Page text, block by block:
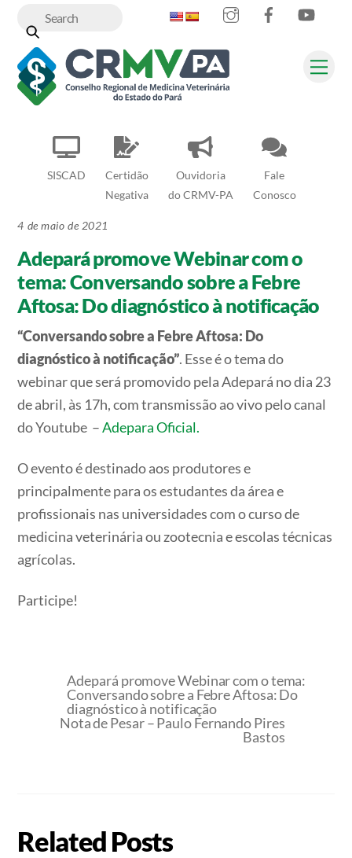
content
SISCAD
Certidão
Negativa
Ouvidoria
do CRMV-PA
Fale
Conosco
InstagramFacebook
4 de maio de 2021
Adepará promove Webinar com o
tema: Conversando sobre a Febre
Aftosa: Do diagnóstico à notificação
“Conversando sobre a Febre Aftosa: Do
diagnóstico à notificação”. Esse é o tema do
webinar que será promovido pela Adepará no dia 23
de abril, às 17h, com transmissão ao vivo pelo canal
do Youtube –Adepara Oficial.
O evento é destinado aos produtores e
principalmente para os estudantes da área e
profissionais nas universidades com o curso de
medicina veterinária ou zootecnia e escolas técnicas
agrícolas.
Participe!
Adepará promove Webinar com o tema:
Conversando sobre a Febre Aftosa: Do
diagnóstico à notificação
Nota de Pesar – Paulo Fernando Pires
Bastos
Related Posts